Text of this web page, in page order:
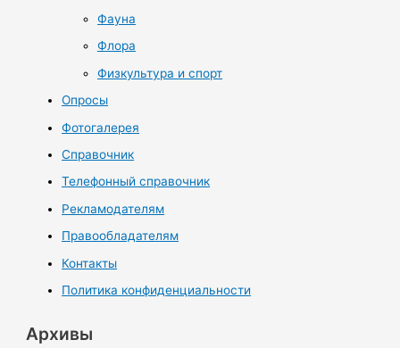
Фауна
Флора
Физкультура и спорт
Опросы
Фотогалерея
Справочник
Телефонный справочник
Рекламодателям
Правообладателям
Контакты
Политика конфиденциальности
Архивы